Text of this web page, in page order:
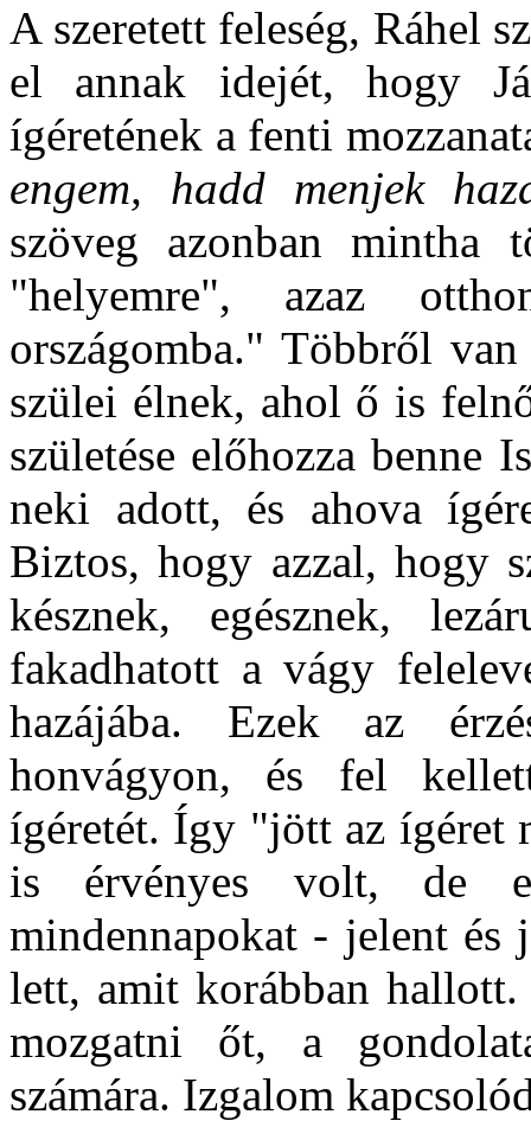
A szeretett feleség, Ráhel
el annak idejét, hogy
ígéretének a fenti
engem, hadd menjek
szöveg azonban mintha
"helyemre", azaz
országomba." Többről
szülei élnek, ahol ő is
születése előhozza benne
neki adott, és ahova
Biztos, hogy azzal, hogy
késznek, egésznek,
fakadhatott a vágy
hazájába. Ezek az
honvágyon, és fel
ígéretét. Így "jött az ígéret
is érvényes volt, de
mindennapokat - jelent és
lett, amit korábban hallott.
mozgatni őt, a
számára. Izgalom